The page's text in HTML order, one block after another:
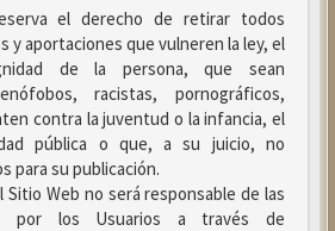
el derecho de retirar todos
y aportaciones que vulneren la ley, el
de la persona, que sean
racistas, pornográficos,
contra la juventud o la infancia, el
pública o que, a su juicio, no
para su publicación.
Sitio Web no será responsable de las
por los Usuarios a través de